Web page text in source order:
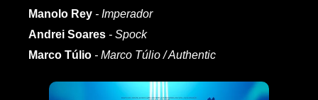
Manolo Rey - Imperador
Andrei Soares - Spock
Marco Túlio - Marco Túlio / Authentic